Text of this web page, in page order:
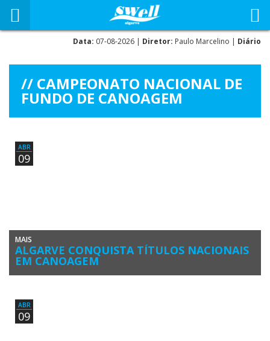
Data: 07-08-2026 | Diretor: Paulo Marcelino | Diário
CAMPEONATO NACIONAL DE
FUNDO DE CANOAGEM
ABR
09
MAIS
ALGARVE CONQUISTA TÍTULOS NACIONAIS
EM CANOAGEM
Ana Bebiano, do Kayak Clube Castores do Arade (KCCA, de Lagoa), e
ABR
09